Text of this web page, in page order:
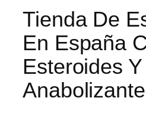
Tienda De
En España
Esteroides Y